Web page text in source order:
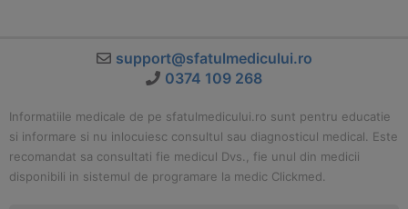
support@sfatulmedicului.ro
0374 109 268
Informatiile medicale de pe sfatulmedicului.ro sunt pentru educatie
si informare si nu inlocuiesc consultul sau diagnosticul medical. Este
recomandat sa consultati fie medicul Dvs., fie unul din medicii
disponibili in sistemul de programare la medic Clickmed.